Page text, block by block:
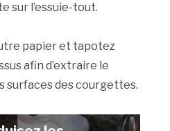
sur l’essuie-tout.
papier et tapotez
afin d’extraire le
surfaces des courgettes.